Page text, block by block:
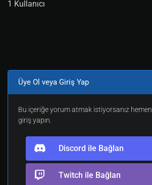
1 Kullanıcı
Üye Ol veya Giriş Yap
Bu içeriğe yorum atmak istiyorsanız
giriş yapın.
Discord ile Bağlan
Twitch ile Bağlan